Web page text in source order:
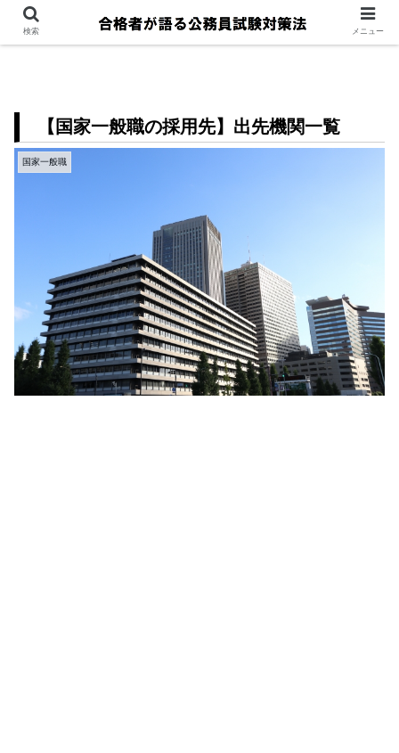
【国家一般職の採用先】出先機関一覧
国家一般職
検索 メニュー